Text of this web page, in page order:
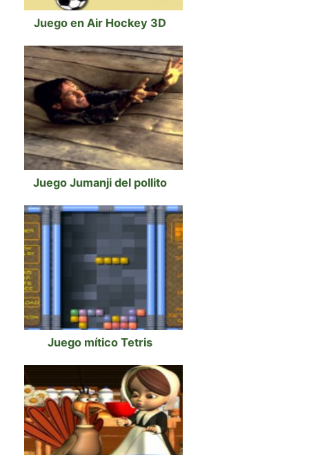
Juego en Air Hockey 3D
Juego Jumanji del pollito
Juego mítico Tetris